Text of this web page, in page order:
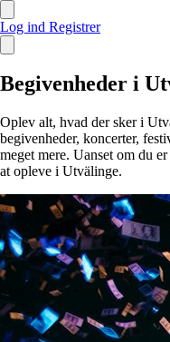
Log ind Registrer
Begivenheder i
Oplev alt, hvad der sker i
begivenheder, koncerter,
meget mere. Uanset om du
at opleve i Utvälinge.